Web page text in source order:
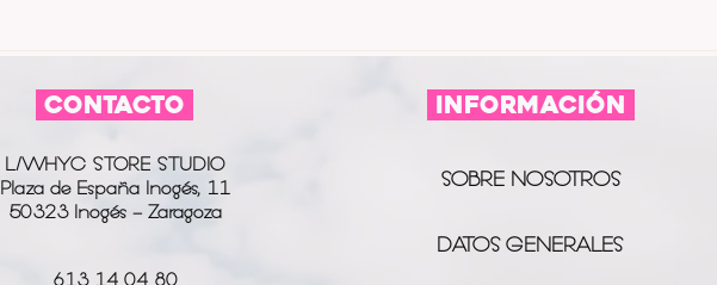
CONTACTO
L/WHYC STORE STUDIO
Plaza de España Inogés, 11
50323 Inogés - Zaragoza
613 14 04 80
información
SOBRE NOSOTROS
DATOS GENERALES